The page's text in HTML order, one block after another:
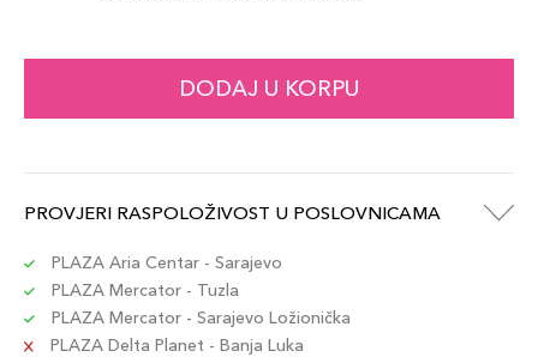
DODAJ U KORPU
PROVJERI RASPOLOŽIVOST U POSLOVNICAMA
PLAZA Aria Centar - Sarajevo
PLAZA Mercator - Tuzla
PLAZA Mercator - Sarajevo Ložionička
PLAZA Delta Planet - Banja Luka